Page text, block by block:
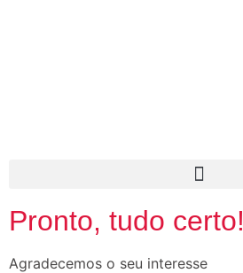
Pronto, tudo certo!
Agradecemos o seu interesse